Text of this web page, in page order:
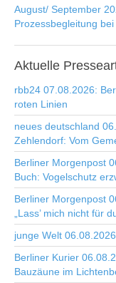
August/ September
Prozessbegleitung
Aktuelle
rbb24 07.08.2026:
roten Linien
neues deutschland
Zehlendorf: Vom
Berliner Morgenpost
Buch: Vogelschutz
Berliner Morgenpost
„Lass’ mich nicht für
junge Welt
Berliner Kurier
Bauzäune im